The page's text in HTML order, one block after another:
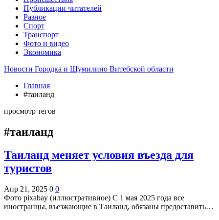
Публикации читателей
Разное
Спорт
Транспорт
Фото и видео
Экономика
Новости Городка и Шумилино Витебской области
Главная
#таиланд
просмотр тегов
#таиланд
Таиланд меняет условия въезда для
туристов
Апр 21, 2025 0 0
Фото pixabay (иллюстративное) С 1 мая 2025 года все
иностранцы, въезжающие в Таиланд, обязаны предоставить…